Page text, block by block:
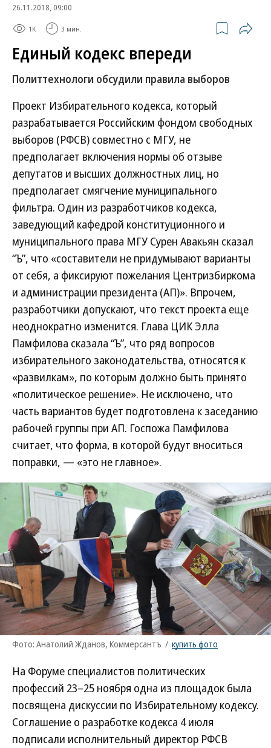
26.11.2018, 09:00
1K 3 мин.
Единый кодекс впереди
Политтехнологи обсудили правила выборов
Проект Избирательного кодекса, который
разрабатывается Российским фондом свободных
выборов (РФСВ) совместно с МГУ, не
предполагает включения нормы об отзыве
депутатов и высших должностных лиц, но
предполагает смягчение муниципального
фильтра. Один из разработчиков кодекса,
заведующий кафедрой конституционного и
муниципального права МГУ Сурен Авакьян сказал
“Ъ”, что «составители не придумывают варианты
от себя, а фиксируют пожелания Центризбиркома
и администрации президента (АП)». Впрочем,
разработчики допускают, что текст проекта еще
неоднократно изменится. Глава ЦИК Элла
Памфилова сказала “Ъ”, что ряд вопросов
избирательного законодательства, относятся к
«развилкам», по которым должно быть принято
«политическое решение». Не исключено, что
часть вариантов будет подготовлена к заседанию
рабочей группы при АП. Госпожа Памфилова
считает, что форма, в которой будут вноситься
поправки, — «это не главное».
Фото: Анатолий Жданов, Коммерсантъ / купить фото
На Форуме специалистов политических
профессий 23–25 ноября одна из площадок была
посвящена дискуссии по Избирательному кодексу.
Соглашение о разработке кодекса 4 июля
подписали исполнительный директор РФСВ